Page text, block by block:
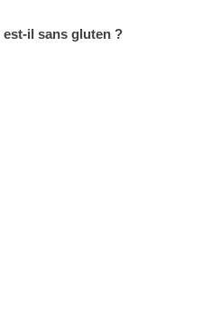
est-il sans gluten ?